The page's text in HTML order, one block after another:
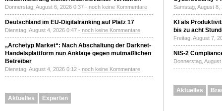
Donnerstag, August 6, 2026 0:37 - noch keine Kommentare
Deutschland im EU-Digitalranking auf Platz 17
Dienstag, August 4, 2026 0:47 - noch keine Kommentare
„Archetyp Market“: Nach Abschaltung der Darknet-
Handelsplattform nun Anklage gegen mutmaßlichen
Betreiber
Dienstag, August 4, 2026 0:12 - noch keine Kommentare
Aktuelles Experten
Samstag, August
KI als
bis zu acht
Freitag, August 7,
NIS-2
Donnerstag,
Aktuelles